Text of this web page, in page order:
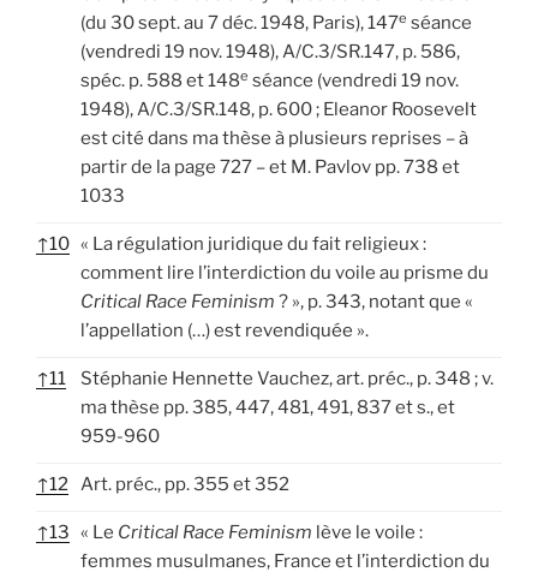
(du 30 sept. au 7 déc. 1948, Paris), 147e séance
(vendredi 19 nov. 1948), A/C.3/SR.147, p. 586,
spéc. p. 588 et 148e séance (vendredi 19 nov.
1948), A/C.3/SR.148, p. 600 ; Eleanor Roosevelt
est cité dans ma thèse à plusieurs reprises – à
partir de la page 727 – et M. Pavlov pp. 738 et
1033
↑10 « La régulation juridique du fait religieux :
comment lire l’interdiction du voile au prisme du
Critical Race Feminism ? », p. 343, notant que «
l’appellation (…) est revendiquée ».
↑11
Stéphanie Hennette Vauchez, art. préc., p. 348 ; v.
ma thèse pp. 385, 447, 481, 491, 837 et s., et
959-960
↑12 Art. préc., pp. 355 et 352
↑13 « Le Critical Race Feminism lève le voile :
femmes musulmanes, France et l’interdiction du